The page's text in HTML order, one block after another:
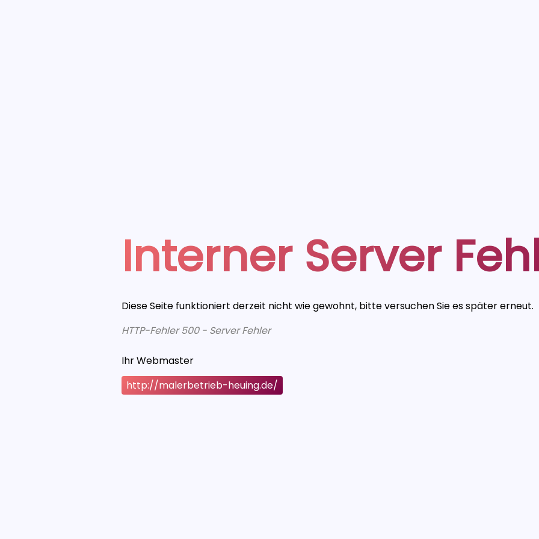
Interner Server
Diese Seite funktioniert derzeit nicht wie gewohnt, bitte versuchen Sie es später erneut.
HTTP-Fehler 500 - Server Fehler
Ihr Webmaster
http://malerbetrieb-heuing.de/